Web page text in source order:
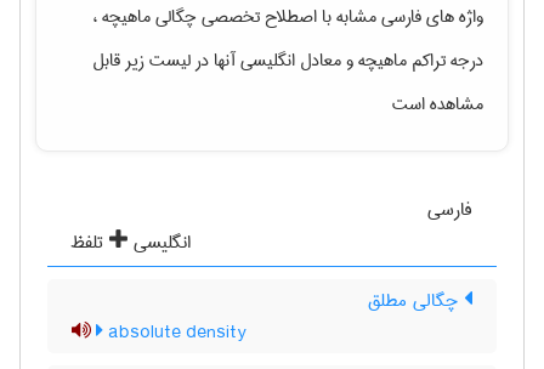
واژه های فارسی مشابه با اصطلاح تخصصیچگالی ماهیچه ،
درجه تراکم ماهیچهو معادل انگلیسی آنها در لیست زیر قابل
مشاهده است
فارسی
انگلیسی
تلفظ
چگالی مطلق
absolute density